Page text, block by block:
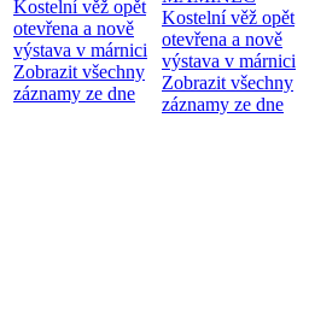
Kostelní věž opět
otevřena a nově
výstava v márnici
Zobrazit všechny
záznamy ze dne
Kostelní věž opět
otevřena a nově
výstava v márnici
Zobrazit všechny
záznamy ze dne